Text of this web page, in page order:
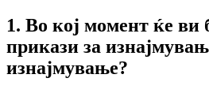
1. Во кој момент ќе ви
прикази за
изнајмување?